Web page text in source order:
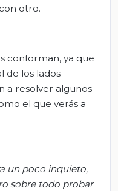
otro.
conforman, ya que
de los lados
a resolver algunos
el que verás a
un poco inquieto,
sobre todo probar